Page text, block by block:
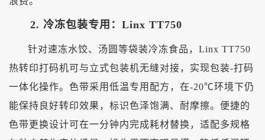
2. 冷冻包装专用：Linx TT750
针对速冻水饺、汤圆等袋装冷冻食品， Linx TT750
热转印打码机可与立式包装机无缝对接，实现包装-打码
一体化操作。色带采用低温专用配方，在-20℃环境下仍
能保持良好转印效果，标识色泽饱满、耐摩擦。便捷的
色带更换设计可在一分钟内完成耗材替换，适配多规格